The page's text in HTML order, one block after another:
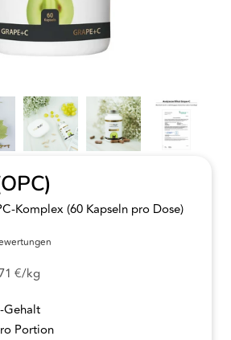
Komplex (60 Kapseln pro Dose)
€/kg
Gehalt
Portion